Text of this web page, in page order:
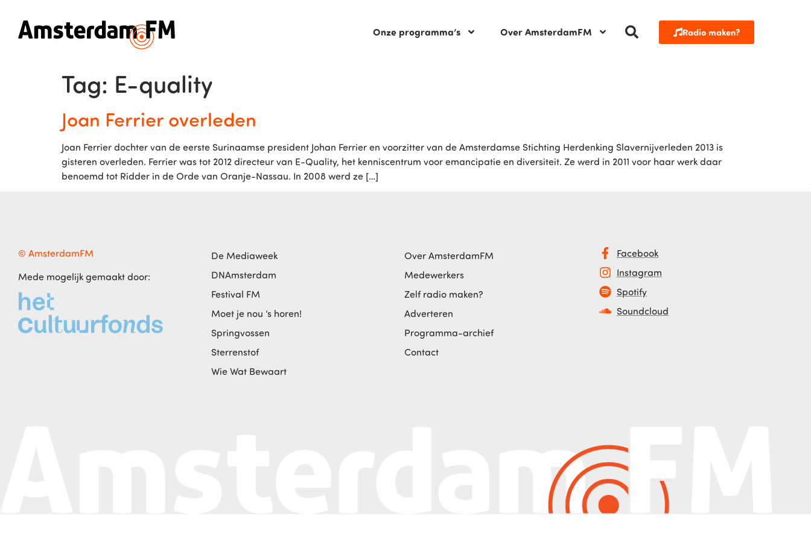
Onze programma’s Over AmsterdamFM Radio maken?
Tag: E-quality
Joan Ferrier overleden
Joan Ferrier dochter van de eerste Surinaamse president Johan Ferrier en voorzitter van de Amsterdamse Stichting Herdenking Slavernijverleden 2013 is
gisteren overleden. Ferrier was tot 2012 directeur van E-Quality, het kenniscentrum voor emancipatie en diversiteit. Ze werd in 2011 voor haar werk daar
benoemd tot Ridder in de Orde van Oranje-Nassau. In 2008 werd ze […]
© AmsterdamFM
Mede mogelijk gemaakt door:
De Mediaweek
DNAmsterdam
Festival FM
Moet je nou ‘s horen!
Springvossen
Sterrenstof
Wie Wat Bewaart
Over AmsterdamFM
Medewerkers
Zelf radio maken?
Adverteren
Programma-archief
Contact
Facebook
Instagram
Spotify
Soundcloud